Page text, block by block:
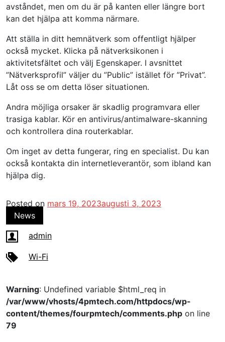
avståndet, men om du är på kanten eller längre bort
kan det hjälpa att komma närmare.
Att ställa in ditt hemnätverk som offentligt hjälper
också mycket. Klicka på nätverksikonen i
aktivitetsfältet och välj Egenskaper. I avsnittet
”Nätverksprofil” väljer du ”Public” istället för ”Privat”.
Låt oss se om detta löser situationen.
Andra möjliga orsaker är skadlig programvara eller
trasiga kablar. Kör en antivirus/antimalware-skanning
och kontrollera dina routerkablar.
Om inget av detta fungerar, ring en specialist. Du kan
också kontakta din internetleverantör, som ibland kan
hjälpa dig.
Posted on mars 19, 2023augusti 3, 2023
News
admin
Wi-Fi
Warning: Undefined variable $html_req in
/var/www/vhosts/4pmtech.com/httpdocs/wp-
content/themes/fourpmtech/comments.php on line
79